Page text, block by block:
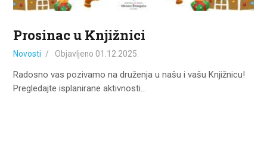
KONTAKT
Prosinac u Knjižnici
Novosti Objavljeno 01.12.2025.
Radosno vas pozivamo na druženja u našu i vašu Knjižnicu!
Pregledajte isplanirane aktivnosti…